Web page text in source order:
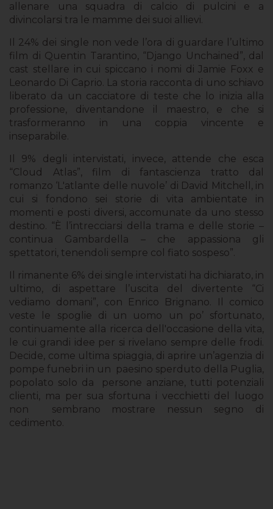
allenare una squadra di calcio di pulcini e a
divincolarsi tra le mamme dei suoi allievi.
Il 24% dei single non vede l’ora di guardare l’ultimo
film di Quentin Tarantino, “Django Unchained”, dal
cast stellare in cui spiccano i nomi di Jamie Foxx e
Leonardo Di Caprio. La storia racconta di uno schiavo
liberato da un cacciatore di teste che lo inizia alla
professione, diventandone il maestro, e che si
trasformeranno in una coppia vincente e
inseparabile.
Il 9% degli intervistati, invece, attende che esca
“Cloud Atlas”, film di fantascienza tratto dal
romanzo ‘L'atlante delle nuvole’ di David Mitchell, in
cui si fondono sei storie di vita ambientate in
momenti e posti diversi, accomunate da uno stesso
destino. “È l’intrecciarsi della trama e delle storie –
continua Gambardella – che appassiona gli
spettatori, tenendoli sempre col fiato sospeso”.
Il rimanente 6% dei single intervistati ha dichiarato, in
ultimo, di aspettare l’uscita del divertente “Ci
vediamo domani”, con Enrico Brignano. Il comico
veste le spoglie di un uomo un po’ sfortunato,
continuamente alla ricerca dell'occasione della vita,
le cui grandi idee per si rivelano sempre delle frodi.
Decide, come ultima spiaggia, di aprire un’agenzia di
pompe funebri in un paesino sperduto della Puglia,
popolato solo da persone anziane, tutti potenziali
clienti, ma per sua sfortuna i vecchietti del luogo
non sembrano mostrare nessun segno di
cedimento.